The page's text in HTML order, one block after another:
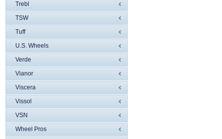
Trebl
TSW
Tuff
U.S. Wheels
Verde
Vianor
Viscera
Vissol
VSN
Wheel Pros